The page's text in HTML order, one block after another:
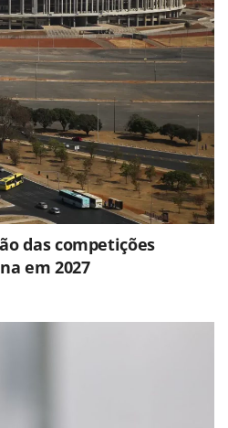
das competições
em 2027